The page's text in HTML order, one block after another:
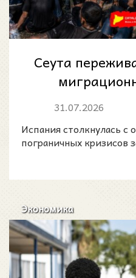
Сеута
десятки
пересекли
31.07.2026
Испания столкнулась
пограничных кризисов
Экономика